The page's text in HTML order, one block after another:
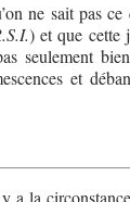
ne sait pas ce
) et que cette
seulement
et
a la